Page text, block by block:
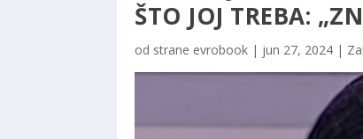
ŠTO JOJ TREBA:
od strane evrobook | jun 27, 2024 |